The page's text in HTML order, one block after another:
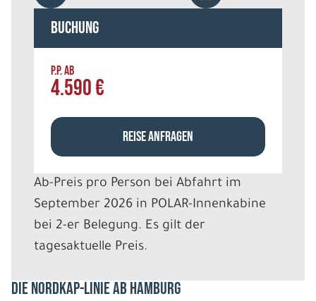
DIE NORDKAP-LINIE AB HAMBURG
Buchung
P.P. AB
4.590 €
REISE ANFRAGEN
Ab-Preis pro Person bei Abfahrt im
September 2026 in POLAR-Innenkabine
bei 2-er Belegung. Es gilt der
tagesaktuelle Preis.